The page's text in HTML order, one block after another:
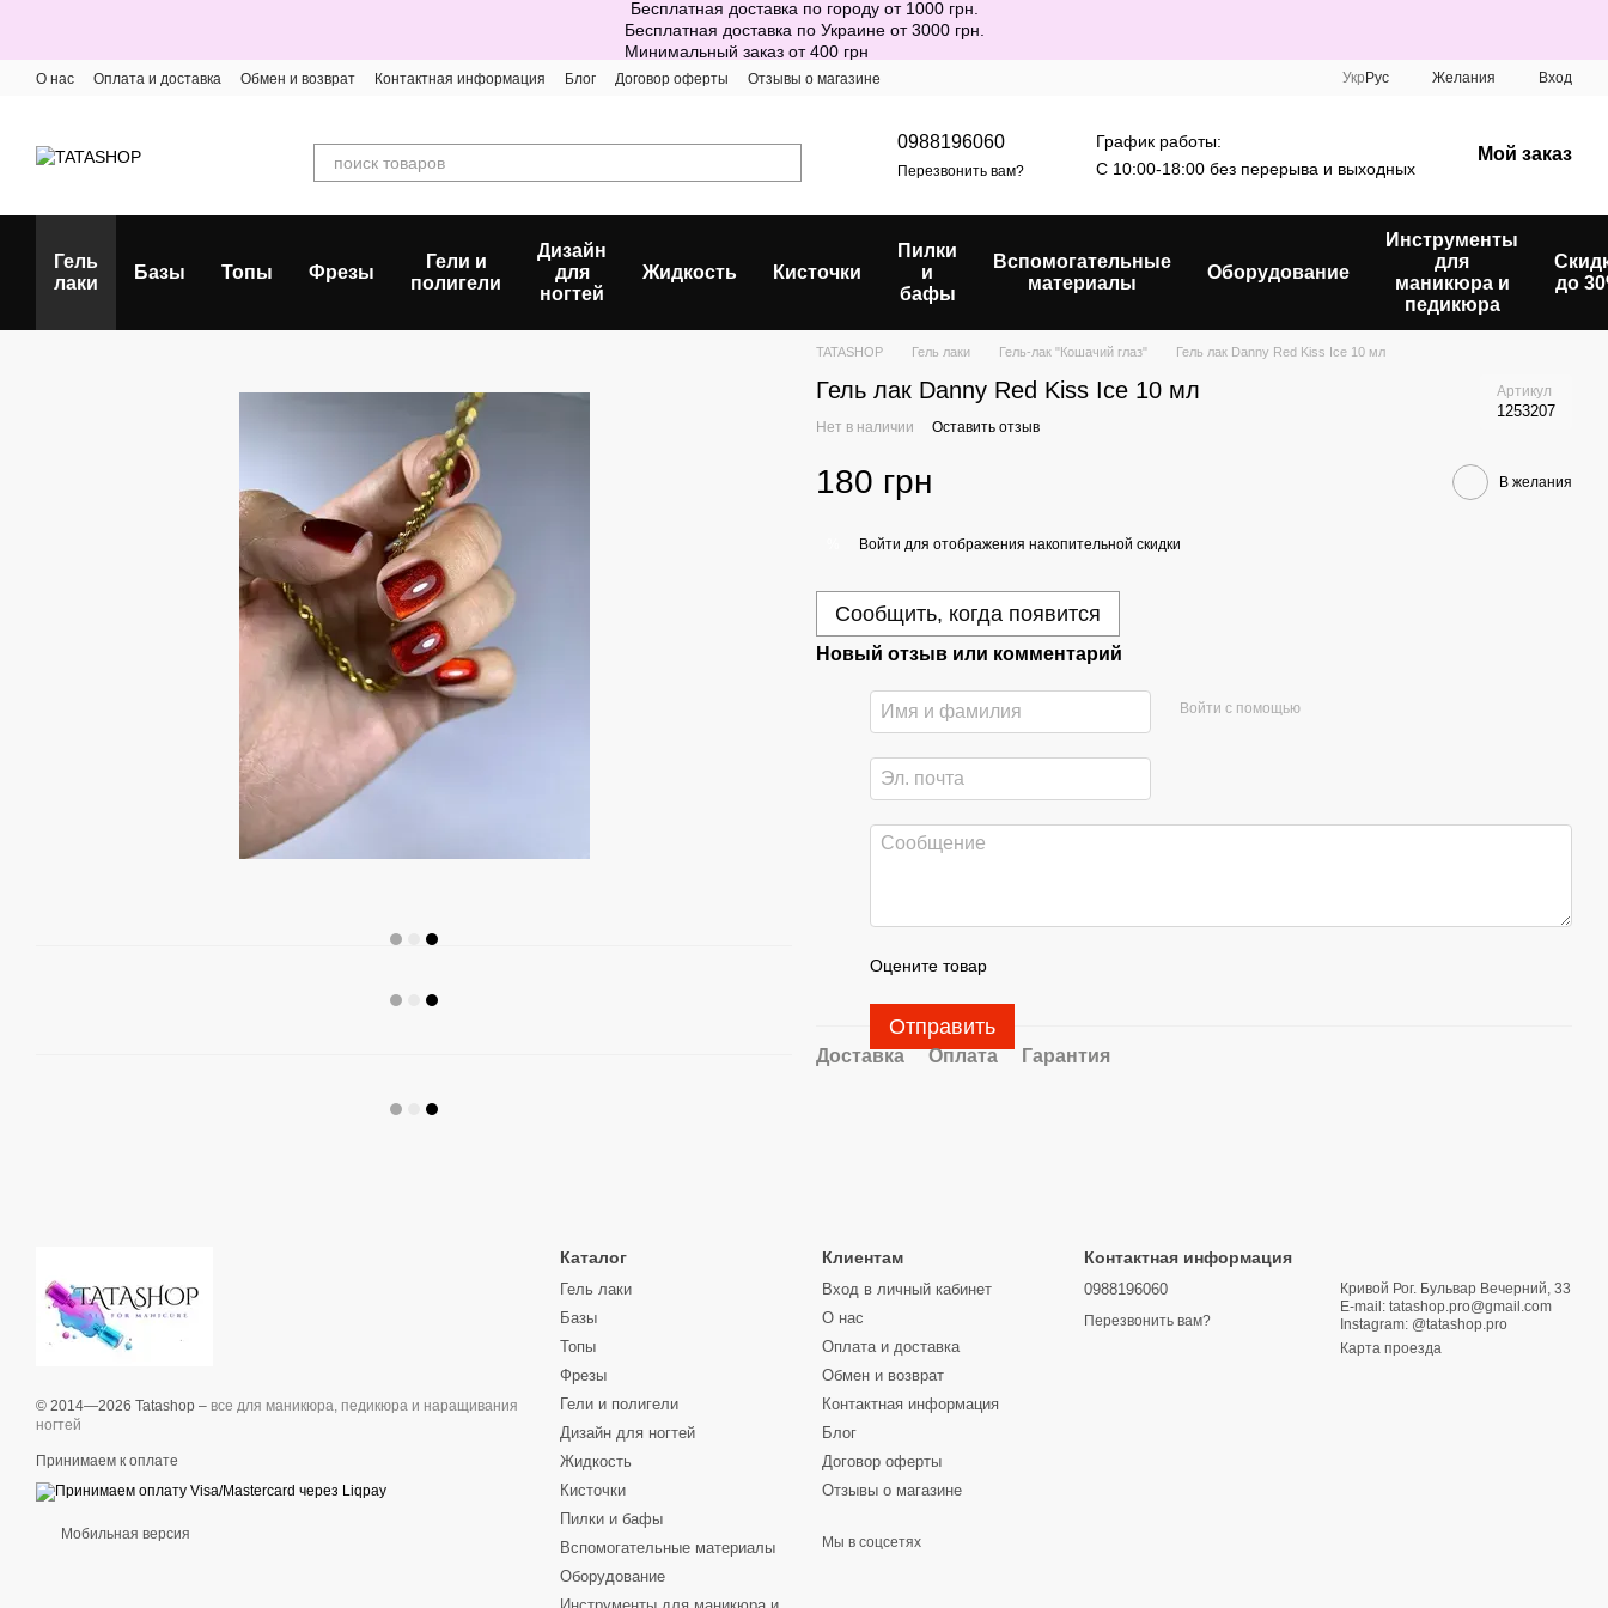
Бесплатная доставка по городу от 1000 грн.
Бесплатная доставка по Украине от 3000 грн.
Минимальный заказ от 400 грн
О нас Оплата и доставка Обмен и возврат Контактная информация Блог Договор оферты Отзывы о магазине Укр Рус Желания Вход
0988196060
Перезвонить вам?
График работы:
С 10:00-18:00 без перерыва и выходных
Мой заказ
Гель
лаки
Базы Топы Фрезы
Гели и
полигели
Дизайн
для
ногтей
Жидкость Кисточки
Пилки
и
бафы
Вспомогательные
материалы
Оборудование
Инструменты
для
маникюра и
педикюра
до
TATASHOP Гель лаки Гель-лак "Кошачий глаз" Гель лак Danny Red Kiss Ice 10 мл
Гель лак Danny Red Kiss Ice 10 мл Артикул
1253207
Нет в наличии Оставить отзыв
180 грн В желания
Войти для отображения накопительной скидки
Сообщить, когда появится
Новый отзыв или комментарий
Войти с помощью
Оцените товар
Отправить
Доставка Оплата Гарантия
© 2014—2026 Tatashop – все для маникюра, педикюра и наращивания
ногтей
Принимаем к оплате
Мобильная версия
Каталог
Гель лаки
Базы
Топы
Фрезы
Гели и полигели
Дизайн для ногтей
Жидкость
Кисточки
Пилки и бафы
Вспомогательные материалы
Оборудование
Клиентам
Вход в личный кабинет
О нас
Оплата и доставка
Обмен и возврат
Контактная информация
Блог
Договор оферты
Отзывы о магазине
Мы в соцсетях
Контактная информация
0988196060
Перезвонить вам?
Кривой Рог. Бульвар Вечерний, 33
E-mail: tatashop.pro@gmail.com
Instagram: @tatashop.pro
Карта проезда